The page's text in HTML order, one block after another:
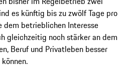
es künftig bis zu zwölf Tage pro
dem betrieblichen Interesse
gleichzeitig noch stärker an dem
Beruf und Privatleben besser